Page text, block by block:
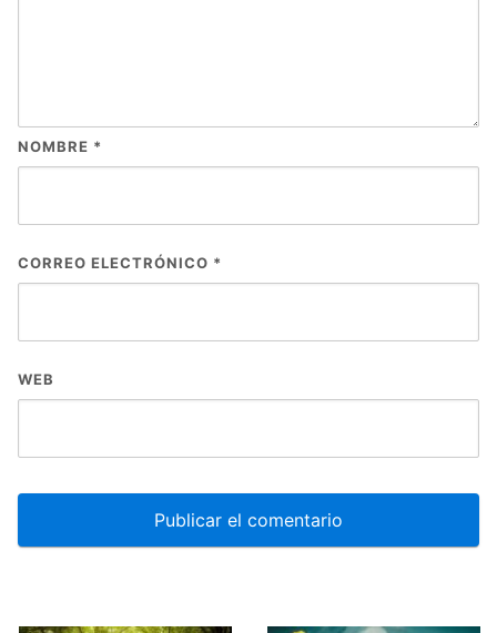
NOMBRE *
CORREO ELECTRÓNICO *
WEB